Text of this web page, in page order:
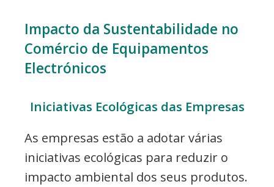
Impacto da Sustentabilidade no
Comércio de Equipamentos
Electrónicos
Iniciativas Ecológicas das Empresas
As empresas estão a adotar várias
iniciativas ecológicas para reduzir o
impacto ambiental dos seus produtos.